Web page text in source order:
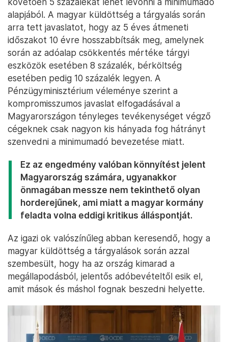
alapjából. A magyar küldöttség a tárgyalás során
arra tett javaslatot, hogy az 5 éves átmeneti
időszakot 10 évre hosszabbítsák meg, amelynek
során az adóalap csökkentés mértéke tárgyi
eszközök esetében 8 százalék, bérköltség
esetében pedig 10 százalék legyen. A
Pénzügyminisztérium véleménye szerint a
kompromisszumos javaslat elfogadásával a
Magyarországon tényleges tevékenységet végző
cégeknek csak nagyon kis hányada fog hátrányt
szenvedni a minimumadó bevezetése miatt.
Ez az engedmény valóban könnyítést jelent
Magyarország számára, ugyanakkor
önmagában messze nem tekinthető olyan
horderejűnek, ami miatt a magyar kormány
feladta volna eddigi kritikus álláspontját.
Az igazi ok valószínűleg abban keresendő, hogy a
magyar küldöttség a tárgyalások során azzal
szembesült, hogy ha az ország kimarad a
megállapodásból, jelentős adóbevételtől esik el,
amit mások és máshol fognak beszedni helyette.